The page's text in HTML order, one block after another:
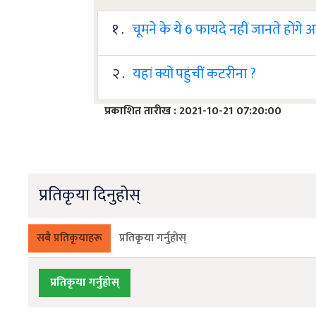
१ . चूमने के ये 6 फायदे नहीं जानते होंगे
२ . यहां क्यों पहुंचीं कटरीना ?
प्रकाशित तारीख : 2021-10-21 07:20:00
प्रतिकृया दिनुहोस्
सबै प्रतिकृयाहरू प्रतिकृया गर्नुहोस्
प्रतिकृया गर्नुहोस्